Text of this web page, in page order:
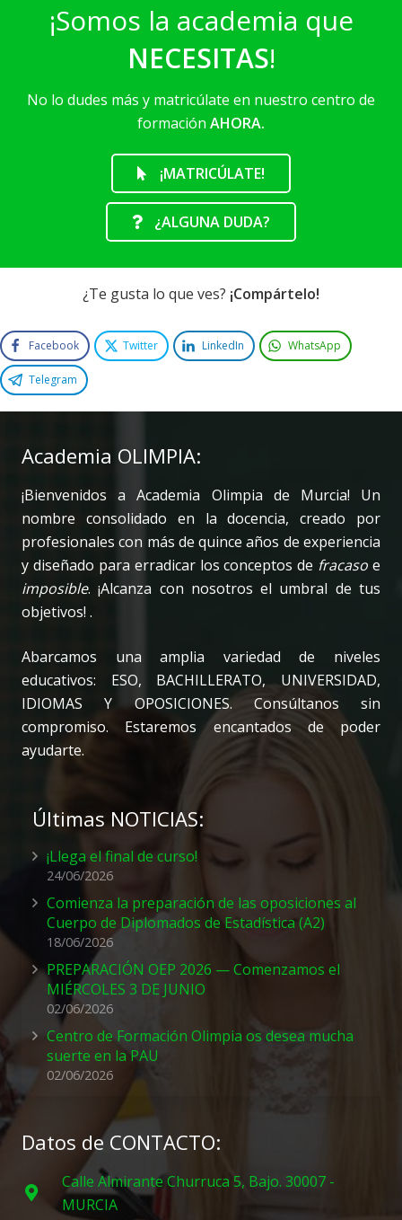
¡Somos la academia que
NECESITAS!
No lo dudes más y matricúlate en nuestro centro de
formación AHORA.
¡MATRICÚLATE!
¿ALGUNA DUDA?
¿Te gusta lo que ves? ¡Compártelo!
Facebook Twitter LinkedIn WhatsApp
Telegram
Academia OLIMPIA:
¡Bienvenidos a Academia Olimpia de Murcia! Un
nombre consolidado en la docencia, creado por
profesionales con más de quince años de experiencia
y diseñado para erradicar los conceptos de fracaso e
imposible. ¡Alcanza con nosotros el umbral de tus
objetivos! .
Abarcamos una amplia variedad de niveles
educativos: ESO, BACHILLERATO, UNIVERSIDAD,
IDIOMAS Y OPOSICIONES. Consúltanos sin
compromiso. Estaremos encantados de poder
ayudarte.
Últimas NOTICIAS:
¡Llega el final de curso!
24/06/2026
Comienza la preparación de las oposiciones al
Cuerpo de Diplomados de Estadística (A2)
18/06/2026
PREPARACIÓN OEP 2026 — Comenzamos el
MIÉRCOLES 3 DE JUNIO
02/06/2026
Centro de Formación Olimpia os desea mucha
suerte en la PAU
02/06/2026
Datos de CONTACTO:
Calle Almirante Churruca 5, Bajo. 30007 -
MURCIA